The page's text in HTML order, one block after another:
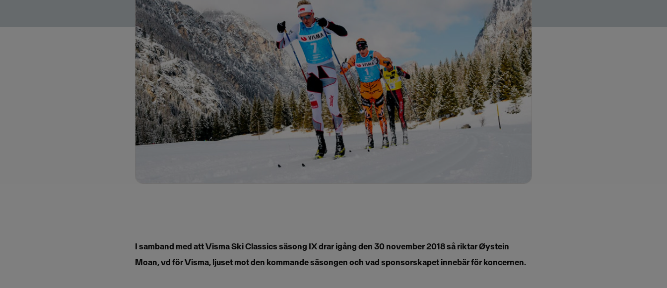
I samband med att Visma Ski Classics säsong IX drar igång den 30 november 2018 så riktar Øystein
Moan, vd för Visma, ljuset mot den kommande säsongen och vad sponsorskapet innebär för koncernen.